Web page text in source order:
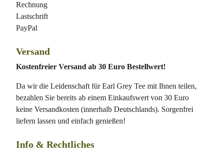
Rechnung
Lastschrift
PayPal
Versand
Kostenfreier Versand ab 30 Euro Bestellwert!
Da wir die Leidenschaft für Earl Grey Tee mit Ihnen teilen,
bezahlen Sie bereits ab einem Einkaufswert von 30 Euro
keine Versandkosten (innerhalb Deutschlands). Sorgenfrei
liefern lassen und einfach genießen!
Info & Rechtliches